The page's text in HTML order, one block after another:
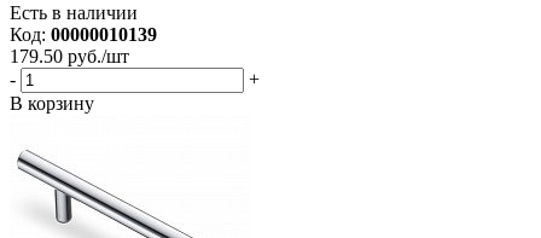
Есть в наличии
Код: 00000010139
179.50 руб./шт
-
+
В корзину